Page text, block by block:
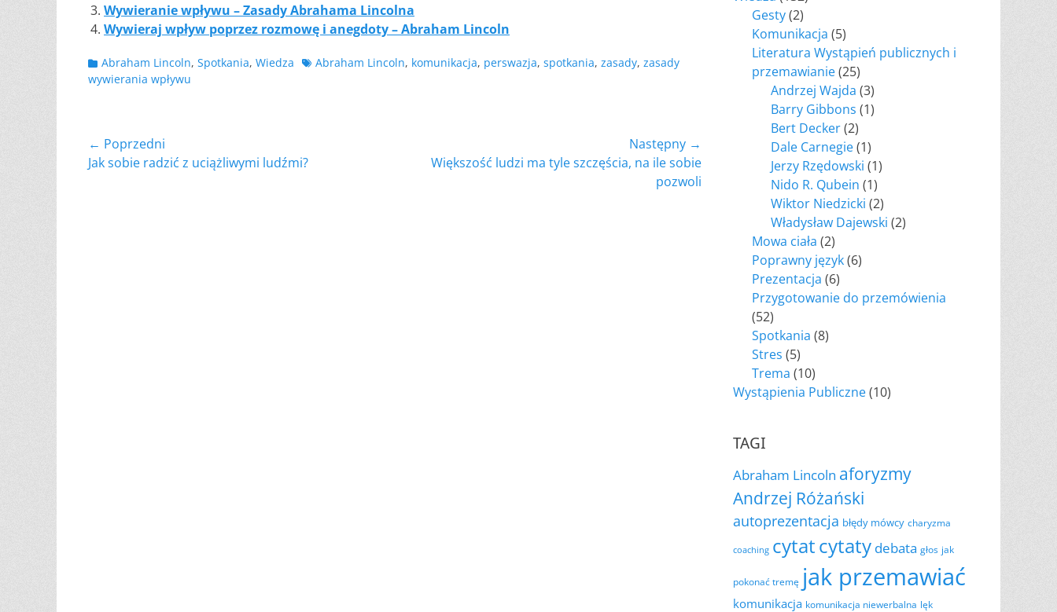
Wywieranie wpływu – Zasady Abrahama Lincolna
Wywieraj wpływ poprzez rozmowę i anegdoty – Abraham Lincoln
Kategorii
Abraham Lincoln, Spotkania, Wiedza Tagów
Abraham Lincoln, komunikacja, perswazja, spotkania, zasady, zasady
wywierania wpływu
Nawigacja
wpisu
← Poprzedni
Poprzedni
Jak sobie radzić z uciążliwymi ludźmi?
Następny →
NastępnyWiększość ludzi ma tyle szczęścia, na ile sobie
pozwoli
Gesty(2)
Komunikacja (5)
Literatura Wystąpień publicznych i
przemawianie(25)
Andrzej Wajda (3)
Barry Gibbons (1)
Bert Decker(2)
Dale Carnegie(1)
Jerzy Rzędowski (1)
Nido R. Qubein (1)
Wiktor Niedzicki (2)
Władysław Dajewski (2)
Mowa ciała (2)
Poprawny język(6)
Prezentacja (6)
Przygotowanie do przemówienia
(52)
Spotkania (8)
Stres (5)
Trema (10)
Wystąpienia Publiczne(10)
TAGI
Abraham Lincoln aforyzmy
Andrzej Różański
autoprezentacja błędy mówcy charyzma
coaching cytatcytaty debata głos jak
pokonać tremę jak przemawiać
komunikacja komunikacja niewerbalna lęk